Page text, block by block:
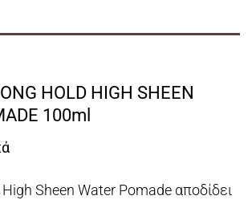
HOLD HIGH SHEEN
100ml
Sheen Water Pomade αποδίδει